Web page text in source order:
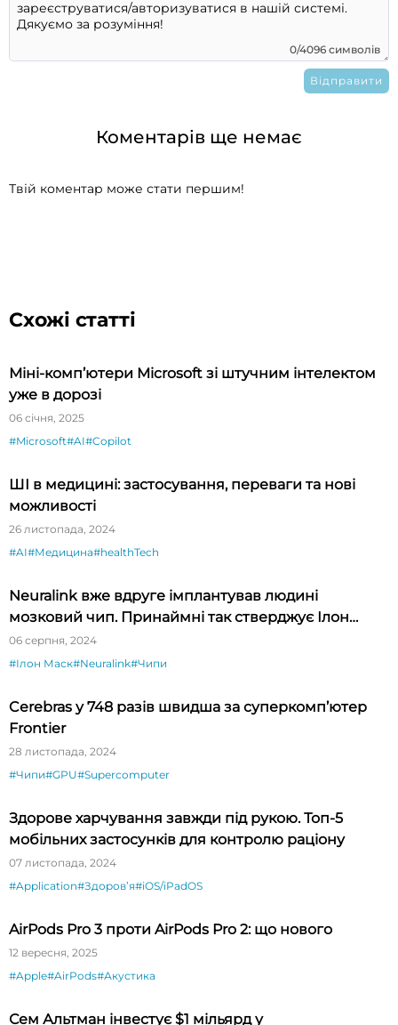
0/4096 символів
Коментарів ще немає
Твій коментар може стати першим!
Схожі статті
Міні-комп’ютери Microsoft зі штучним інтелектом
уже в дорозі
06 січня, 2025
#Microsoft#AI#Copilot
ШІ в медицині: застосування, переваги та нові
можливості
26 листопада, 2024
#AI#Медицина#healthTech
Neuralink вже вдруге імплантував людині
мозковий чип. Принаймні так стверджує Ілон
Маск
06 серпня, 2024
#Ілон Маск#Neuralink#Чипи
Cerebras у 748 разів швидша за суперкомп’ютер
Frontier
28 листопада, 2024
#Чипи#GPU#Supercomputer
Здорове харчування завжди під рукою. Топ-5
мобільних застосунків для контролю раціону
07 листопада, 2024
#Application#Здоровʼя#iOS/iPadOS
AirPods Pro 3 проти AirPods Pro 2: що нового
12 вересня, 2025
#Apple#AirPods#Акустика
Сем Альтман інвестує $1 мільярд у